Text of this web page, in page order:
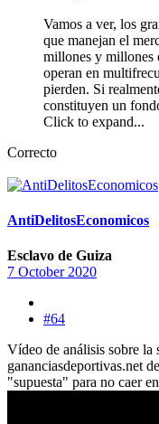
Vamos a ver, los
que manejan el
millones y millones
operan en
pierden. Si
constituyen un
Click to expand...
Correcto
AntiDelitosEconomicos
Esclavo de Guiza
7 October 2020
#64
Vídeo de análisis sobre la
gananciasdeportivas.net
"supuesta" para no caer